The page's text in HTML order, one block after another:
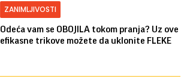
ZANIMLJIVOSTI
Odeća vam se OBOJILA tokom pranja? Uz ove
efikasne trikove možete da uklonite FLEKE